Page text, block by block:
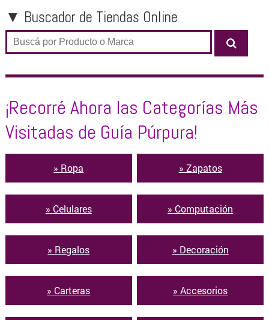
OTROS PRODUCTOS
▼ Buscador de Tiendas Online
¡Recorré Ahora las Categorías Más
Visitadas de Guía Púrpura!
» Ropa » Zapatos
» Celulares » Computación
» Regalos » Decoración
» Carteras » Accesorios